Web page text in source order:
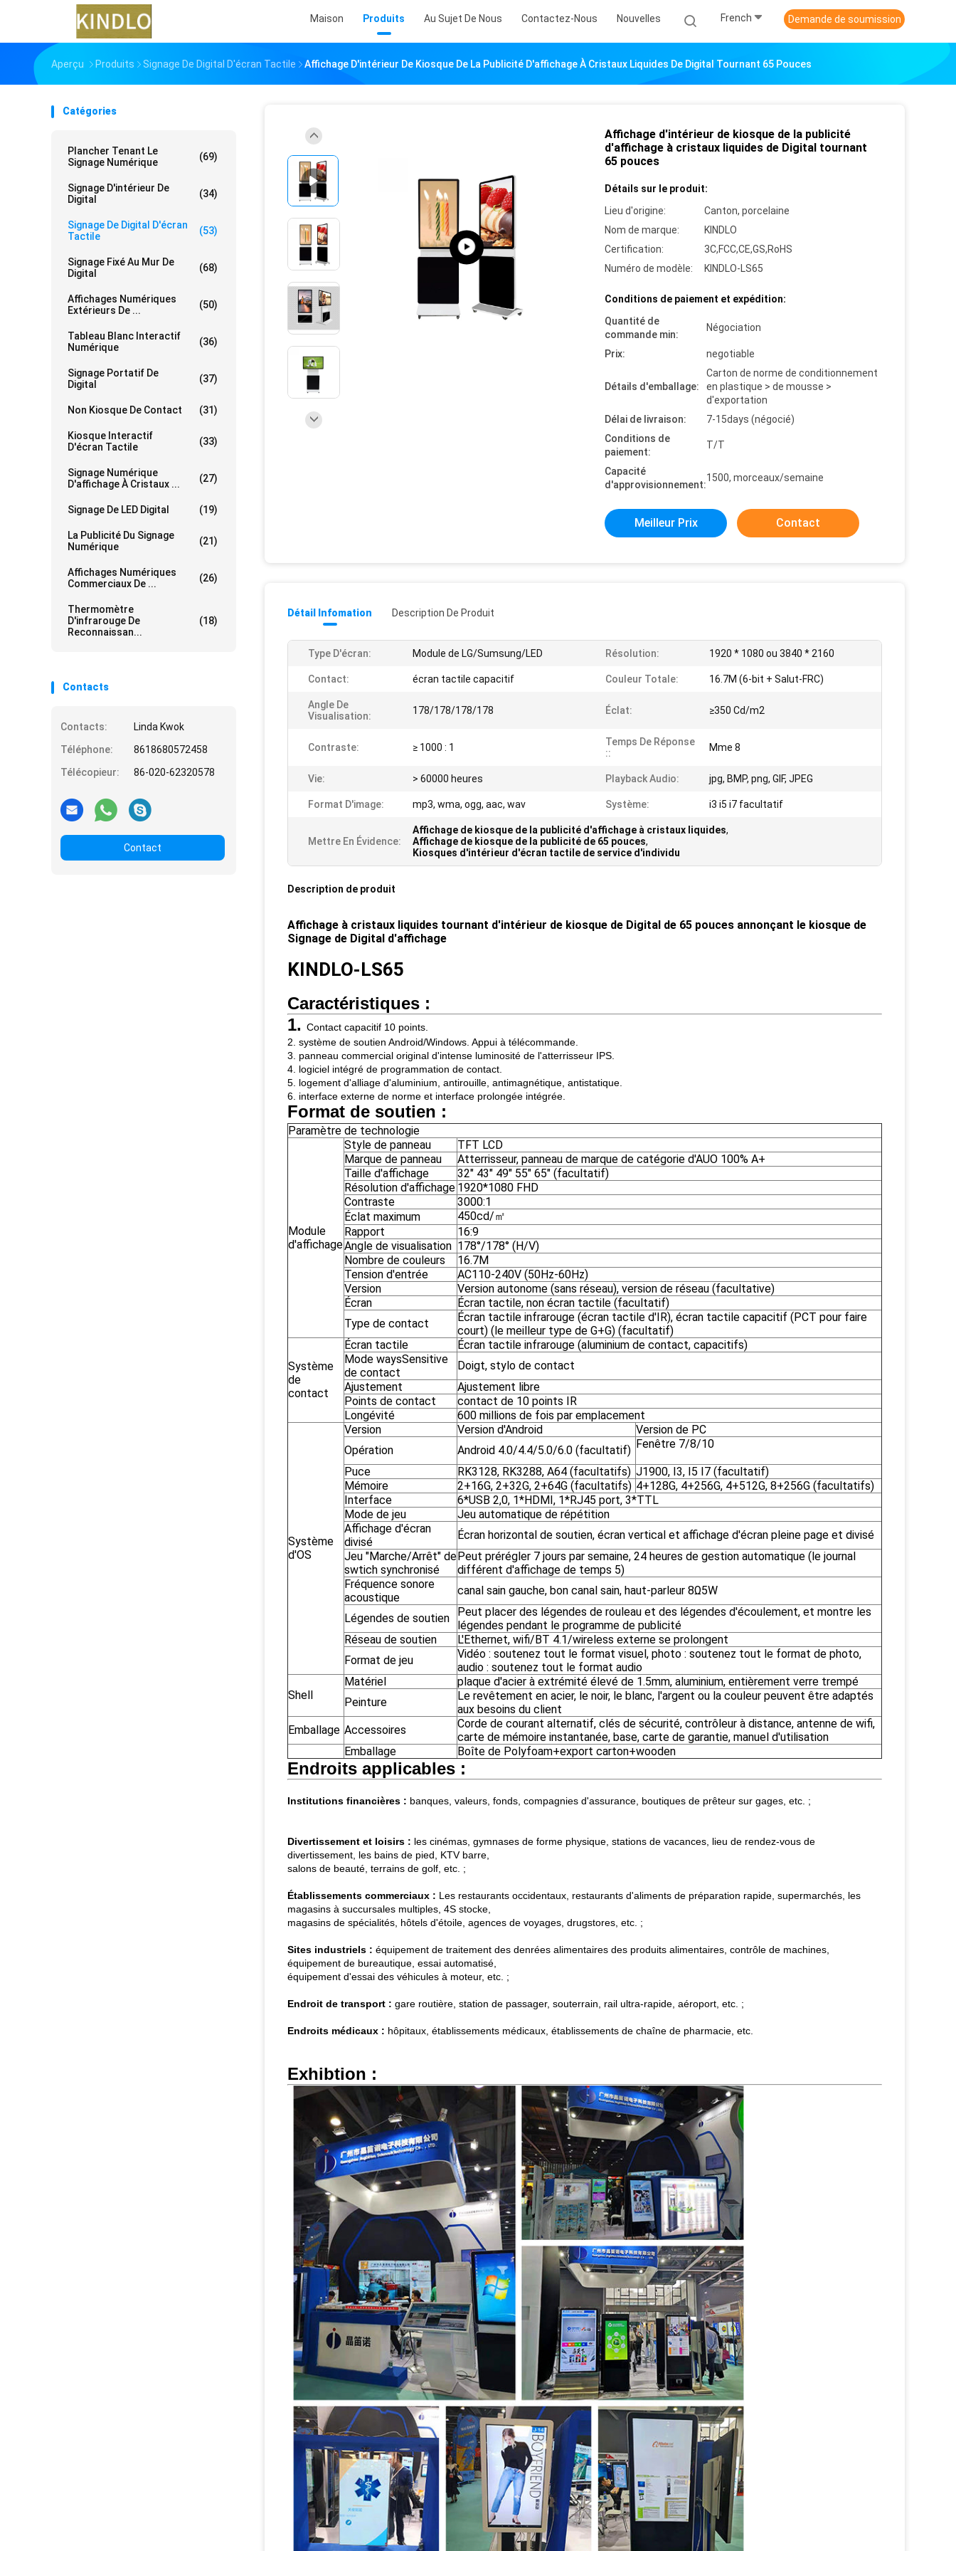
Maison Produits Au Sujet De Nous Contactez-Nous Nouvelles French Demande de soumission
Aperçu Produits Signage De Digital D'écran Tactile Affichage D'intérieur De Kiosque De La Publicité D'affichage À Cristaux Liquides De Digital Tournant 65 Pouces
Catégories
Plancher Tenant Le
Signage Numérique
(69)
Signage D'intérieur De
Digital
(34)
Signage De Digital D'écran
Tactile
(53)
Signage Fixé Au Mur De
Digital
(68)
Affichages Numériques
Extérieurs De ...
(50)
Tableau Blanc Interactif
Numérique
(36)
Signage Portatif De
Digital
(37)
Non Kiosque De Contact (31)
Kiosque Interactif
D'écran Tactile
(33)
Signage Numérique
D'affichage À Cristaux ...
(27)
Signage De LED Digital (19)
La Publicité Du Signage
Numérique
(21)
Affichages Numériques
Commerciaux De ...
(26)
Thermomètre
D'infrarouge De
Reconnaissan...
(18)
Contacts
Contacts:
Linda Kwok
Téléphone:
8618680572458
Télécopieur:
86-020-62320578
Contact
Affichage d'intérieur de kiosque de la publicité
d'affichage à cristaux liquides de Digital tournant
65 pouces
Détails sur le produit:
Lieu d'origine:
Canton, porcelaine
Nom de marque:
KINDLO
Certification:
3C,FCC,CE,GS,RoHS
Numéro de modèle:
KINDLO-LS65
Conditions de paiement et expédition:
Quantité de
commande min:
Négociation
Prix: negotiable
Détails d'emballage:
Carton de norme de conditionnement
en plastique > de mousse >
d'exportation
Délai de livraison:
7-15days (négocié)
Conditions de
paiement:
T/T
Capacité
d'approvisionnement:
1500, morceaux/semaine
Meilleur Prix Contact
Détail Infomation Description De Produit
Type D'écran: Module de LG/Sumsung/LED Résolution: 1920 * 1080 ou 3840 * 2160
Contact: écran tactile capacitif Couleur Totale: 16.7M (6-bit + Salut-FRC)
Angle De
Visualisation:
178/178/178/178 Éclat: ≥350 Cd/m2
Contraste: ≥ 1000 : 1
Temps De Réponse
::
Mme 8
Vie: > 60000 heures Playback Audio: jpg, BMP, png, GIF, JPEG
Format D'image: mp3, wma, ogg, aac, wav Système: i3 i5 i7 facultatif
Mettre En Évidence:
Affichage de kiosque de la publicité d'affichage à cristaux liquides,
Affichage de kiosque de la publicité de 65 pouces,
Kiosques d'intérieur d'écran tactile de service d'individu
Description de produit
Affichage à cristaux liquides tournant d'intérieur de kiosque de Digital de 65 pouces annonçant le kiosque de
Signage de Digital d'affichage
KINDLO-LS65
Caractéristiques :
1. Contact capacitif 10 points.
2. système de soutien Android/Windows. Appui à télécommande.
3. panneau commercial original d'intense luminosité de l'atterrisseur IPS.
4. logiciel intégré de programmation de contact.
5. logement d'alliage d'aluminium, antirouille, antimagnétique, antistatique.
6. interface externe de norme et interface prolongée intégrée.
Format de soutien :
Paramètre de technologie
Module
d'affichage
Style de panneau
TFT LCD
Marque de panneau
Atterrisseur, panneau de marque de catégorie d'AUO 100% A+
Taille d'affichage
32" 43" 49" 55" 65" (facultatif)
Résolution d'affichage 1920*1080 FHD
Contraste
3000:1
Éclat maximum
450cd/㎡
Rapport
16:9
Angle de visualisation 178°/178° (H/V)
Nombre de couleurs
16.7M
Tension d'entrée
AC110-240V (50Hz-60Hz)
Version
Version autonome (sans réseau), version de réseau (facultative)
Écran
Écran tactile, non écran tactile (facultatif)
Type de contact
Écran tactile infrarouge (écran tactile d'IR), écran tactile capacitif (PCT pour faire
court) (le meilleur type de G+G) (facultatif)
Système
de
contact
Écran tactile
Écran tactile infrarouge (aluminium de contact, capacitifs)
Mode waysSensitive
de contact
Doigt, stylo de contact
Ajustement
Ajustement libre
Points de contact
contact de 10 points IR
Longévité
600 millions de fois par emplacement
Système
d'OS
Version Version d'Android
Version de PC
Opération
Android 4.0/4.4/5.0/6.0 (facultatif) Fenêtre 7/8/10
Puce RK3128, RK3288, A64 (facultatifs) J1900, I3, I5 I7 (facultatif)
Mémoire
2+16G, 2+32G, 2+64G (facultatifs) 4+128G, 4+256G, 4+512G, 8+256G (facultatifs)
Interface
6*USB 2,0, 1*HDMI, 1*RJ45 port, 3*TTL
Mode de jeu
Jeu automatique de répétition
Affichage d'écran
divisé
Écran horizontal de soutien, écran vertical et affichage d'écran pleine page et divisé
Jeu "Marche/Arrêt" de
swtich synchronisé
Peut prérégler 7 jours par semaine, 24 heures de gestion automatique (le journal
différent d'affichage de temps 5)
Fréquence sonore
acoustique
canal sain gauche, bon canal sain, haut-parleur 8Ω5W
Légendes de soutien
Peut placer des légendes de rouleau et des légendes d'écoulement, et montre les
légendes pendant le programme de publicité
Réseau de soutien
L'Ethernet, wifi/BT 4.1/wireless externe se prolongent
Format de jeu
Vidéo : soutenez tout le format visuel, photo : soutenez tout le format de photo,
audio : soutenez tout le format audio
Shell
Matériel
plaque d'acier à extrémité élevé de 1.5mm, aluminium, entièrement verre trempé
Peinture
Le revêtement en acier, le noir, le blanc, l'argent ou la couleur peuvent être adaptés
aux besoins du client
Emballage Accessoires
Corde de courant alternatif, clés de sécurité, contrôleur à distance, antenne de wifi,
carte de mémoire instantanée, base, carte de garantie, manuel d'utilisation
Emballage
Boîte de Polyfoam+export carton+wooden
Endroits applicables :
Institutions financières : banques, valeurs, fonds, compagnies d'assurance, boutiques de prêteur sur gages, etc. ;
Divertissement et loisirs : les cinémas, gymnases de forme physique, stations de vacances, lieu de rendez-vous de
divertissement, les bains de pied, KTV barre,
salons de beauté, terrains de golf, etc. ;
Établissements commerciaux : Les restaurants occidentaux, restaurants d'aliments de préparation rapide, supermarchés, les
magasins à succursales multiples, 4S stocke,
magasins de spécialités, hôtels d'étoile, agences de voyages, drugstores, etc. ;
Sites industriels : équipement de traitement des denrées alimentaires des produits alimentaires, contrôle de machines,
équipement de bureautique, essai automatisé,
équipement d'essai des véhicules à moteur, etc. ;
Endroit de transport : gare routière, station de passager, souterrain, rail ultra-rapide, aéroport, etc. ;
Endroits médicaux : hôpitaux, établissements médicaux, établissements de chaîne de pharmacie, etc.
Exhibtion :